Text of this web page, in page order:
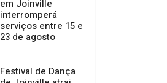
Migração do
sistema tributário
em Joinville
23 de agosto